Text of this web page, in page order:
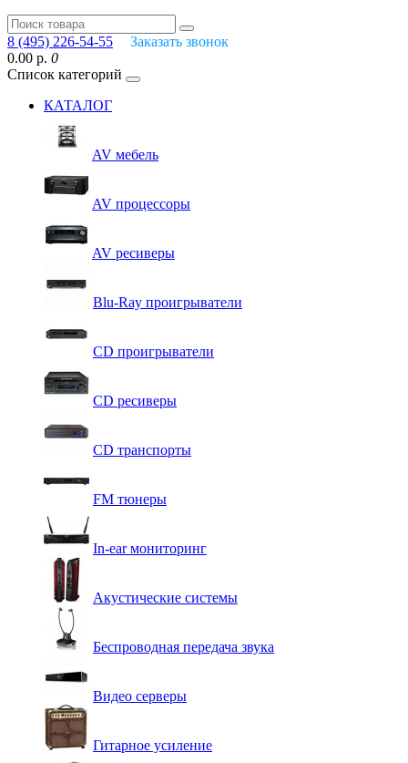
8 (495) 226-54-55
Заказать звонок
0.00 р. 0
Список категорий
КАТАЛОГ
AV мебель
AV процессоры
AV ресиверы
Blu-Ray проигрыватели
CD проигрыватели
CD ресиверы
CD транспорты
FM тюнеры
In-ear мониторинг
Акустические системы
Беспроводная передача звука
Видео серверы
Гитарное усиление